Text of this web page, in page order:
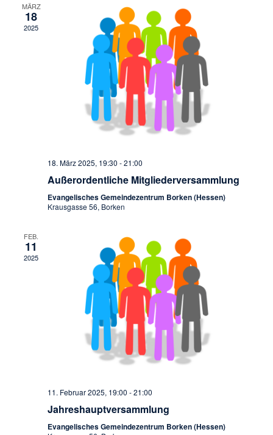
MÄRZ
18
2025
18. März 2025, 19:30 -21:00
Außerordentliche Mitgliederversammlung
Evangelisches Gemeindezentrum Borken (Hessen)
Krausgasse 56, Borken
FEB.
11
2025
11. Februar 2025, 19:00 -21:00
Jahreshauptversammlung
Evangelisches Gemeindezentrum Borken (Hessen)